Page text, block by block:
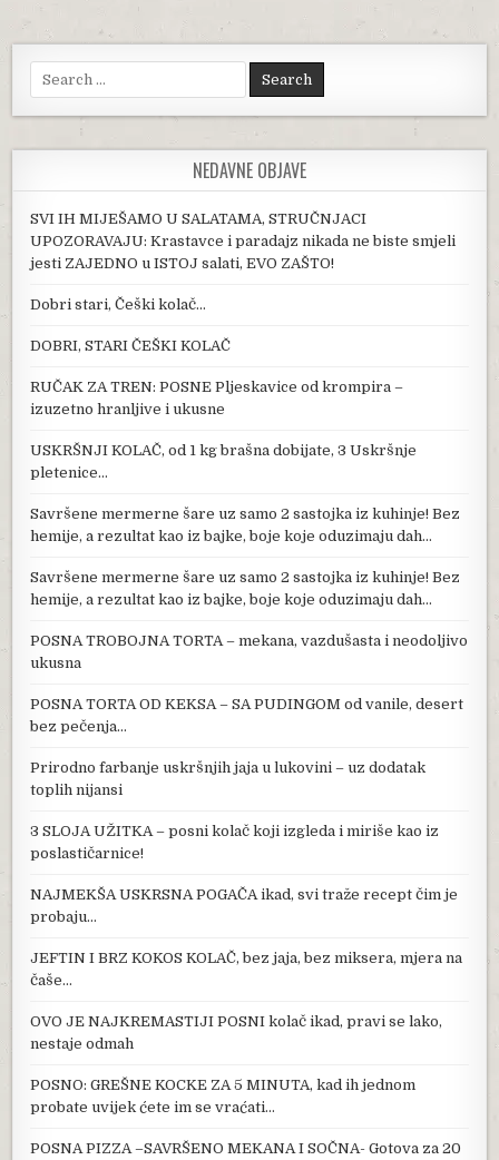
Search for:
NEDAVNE OBJAVE
SVI IH MIJEŠAMO U SALATAMA, STRUČNJACI
UPOZORAVAJU: Krastavce i paradajz nikada ne biste smjeli
jesti ZAJEDNO u ISTOJ salati, EVO ZAŠTO!
Dobri stari, Češki kolač…
DOBRI, STARI ČEŠKI KOLAČ
RUČAK ZA TREN: POSNE Pljeskavice od krompira –
izuzetno hranljive i ukusne
USKRŠNJI KOLAČ, od 1 kg brašna dobijate, 3 Uskršnje
pletenice…
Savršene mermerne šare uz samo 2 sastojka iz kuhinje! Bez
hemije, a rezultat kao iz bajke, boje koje oduzimaju dah…
Savršene mermerne šare uz samo 2 sastojka iz kuhinje! Bez
hemije, a rezultat kao iz bajke, boje koje oduzimaju dah…
POSNA TROBOJNA TORTA – mekana, vazdušasta i neodoljivo
ukusna
POSNA TORTA OD KEKSA – SA PUDINGOM od vanile, desert
bez pečenja…
Prirodno farbanje uskršnjih jaja u lukovini – uz dodatak
toplih nijansi
3 SLOJA UŽITKA – posni kolač koji izgleda i miriše kao iz
poslastičarnice!
NAJMEKŠA USKRSNA POGAČA ikad, svi traže recept čim je
probaju…
JEFTIN I BRZ KOKOS KOLAČ, bez jaja, bez miksera, mjera na
čaše…
OVO JE NAJKREMASTIJI POSNI kolač ikad, pravi se lako,
nestaje odmah
POSNO: GREŠNE KOCKE ZA 5 MINUTA, kad ih jednom
probate uvijek ćete im se vraćati…
POSNA PIZZA –SAVRŠENO MEKANA I SOČNA- Gotova za 20